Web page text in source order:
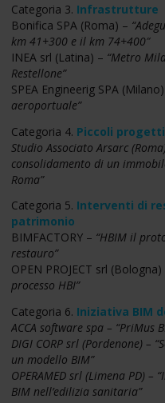
Categoria 3. Infrastrutture
Bonifica SPA (Roma) –
km 41+300 e il km 74+400″
INEA srl (Latina) – “Metro
Restellone”
SPEA Engineerig SPA
aeroportuale”
Categoria 4. Piccoli progetti
Studio Associato Arsarc
consolidamento di un
Roma”
Categoria 5. Interventi di
patrimonio
BIMFACTORY – “HBIM il
restauro”
OPEN PROJECT srl (Bologna)
processo HBI”
Categoria 6. Iniziativa BIM
ACCA software spa – “PriMus
DIGI CORP srl (Pordenone) –
un modello BIM”
OPERAMED srl (Limena PD)
BIM nell’edilizia sanitaria”